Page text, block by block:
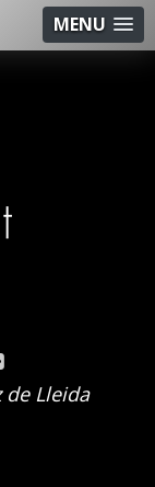
MENU
de Lleida